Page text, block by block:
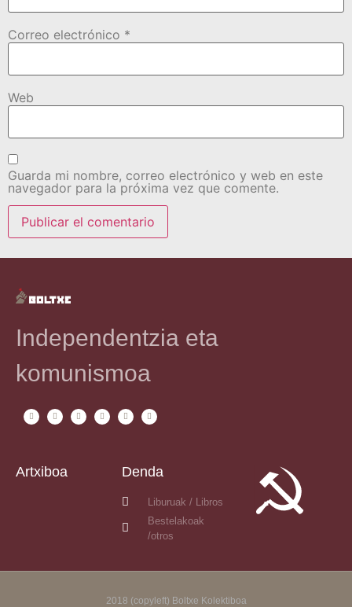
Correo electrónico *
Web
Guarda mi nombre, correo electrónico y web en este
navegador para la próxima vez que comente.
Independentzia eta
komunismoa
Artxiboa Denda
Liburuak / Libros
Bestelakoak
/otros
2018 (copyleft) Boltxe Kolektiboa